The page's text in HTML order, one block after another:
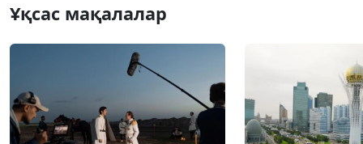
Ұқсас мақалалар